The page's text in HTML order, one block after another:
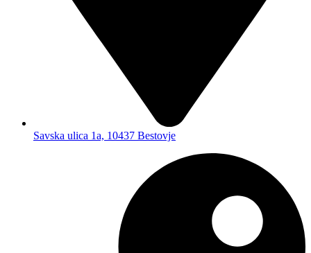
Savska ulica 1a, 10437 Bestovje